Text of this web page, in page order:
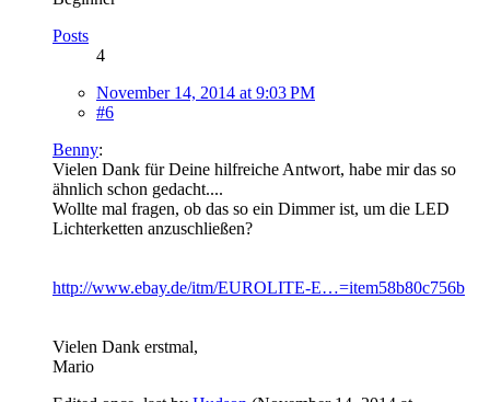
Posts
4
November 14, 2014 at 9:03 PM
#6
Benny:
Vielen Dank für Deine hilfreiche Antwort, habe mir das so
ähnlich schon gedacht....
Wollte mal fragen, ob das so ein Dimmer ist, um die LED
Lichterketten anzuschließen?
http://www.ebay.de/itm/EUROLITE-E…=item58b80c756b
Vielen Dank erstmal,
Mario